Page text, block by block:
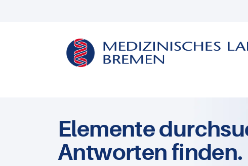
Elemente
Antworten finden.